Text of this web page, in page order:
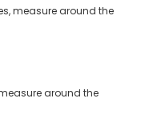
measure around the
around the